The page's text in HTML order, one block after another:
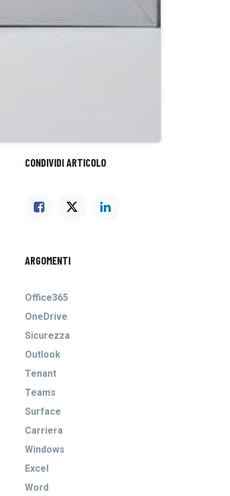
CONDIVIDI ARTICOLO
ARGOMENTI
Office365
OneDrive
Sicurezza
Outlook
Tenant
Teams
Surface
Carriera
Windows
Excel
Word